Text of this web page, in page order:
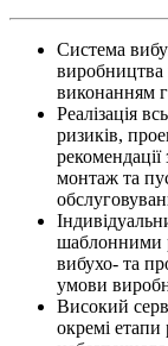
Система
виробництва
виконанням
Реалізація
ризиків,
монтаж та
шаблонними
вибухо- та
умови
Високий
окремі етапи